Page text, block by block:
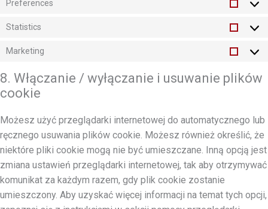
Preferences
Statistics
Marketing
8. Włączanie / wyłączanie i usuwanie plików
cookie
Możesz użyć przeglądarki internetowej do automatycznego lub
ręcznego usuwania plików cookie. Możesz również określić, że
niektóre pliki cookie mogą nie być umieszczane. Inną opcją jest
zmiana ustawień przeglądarki internetowej, tak aby otrzymywać
komunikat za każdym razem, gdy plik cookie zostanie
umieszczony. Aby uzyskać więcej informacji na temat tych opcji,